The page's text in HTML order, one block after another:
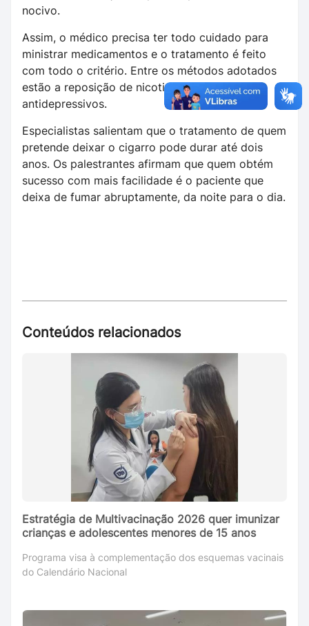
nocivo.
Assim, o médico precisa ter todo cuidado para
ministrar medicamentos e o tratamento é feito
com todo o critério. Entre os métodos adotados
estão a reposição de nicotina e utilização de
antidepressivos.
Especialistas salientam que o tratamento de quem
pretende deixar o cigarro pode durar até dois
anos. Os palestrantes afirmam que quem obtém
sucesso com mais facilidade é o paciente que
deixa de fumar abruptamente, da noite para o dia.
Conteúdos relacionados
Estratégia de Multivacinação 2026 quer imunizar
crianças e adolescentes menores de 15 anos
Programa visa à complementação dos esquemas vacinais
do Calendário Nacional